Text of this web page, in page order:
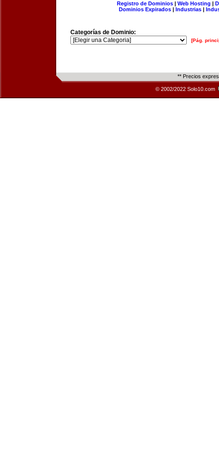
Registro de Dominios| Web Hosting |
Dominios Expirados | Industrias |
Categorías de Dominio:
[Pág.
** Precios
© 2002/2022 Solo10.com